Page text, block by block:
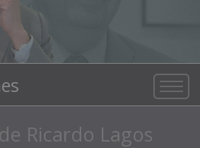
Ricardo Lagos